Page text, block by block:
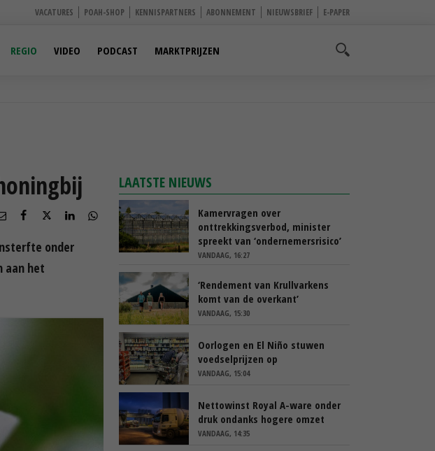
VACATURES POAH-SHOP KENNISPARTNERS ABONNEMENT NIEUWSBRIEF E-PAPER
REGIO VIDEO PODCAST MARKTPRIJZEN
onder
aan het
LAATSTE NIEUWS
Kamervragen over
onttrekkingsverbod, minister
spreekt van ‘ondernemersrisico’
VANDAAG, 16:27
‘Rendement van Krullvarkens
komt van de overkant’
VANDAAG, 15:30
Oorlogen en El Niño stuwen
voedselprijzen op
VANDAAG, 15:04
Nettowinst Royal A-ware onder
druk ondanks hogere omzet
VANDAAG, 14:35